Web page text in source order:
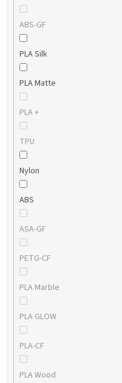
ABS-GF
PLA Silk
PLA Matte
PLA +
TPU
Nylon
ABS
ASA-GF
PETG-CF
PLA Marble
PLA GLOW
PLA-CF
PLA Wood